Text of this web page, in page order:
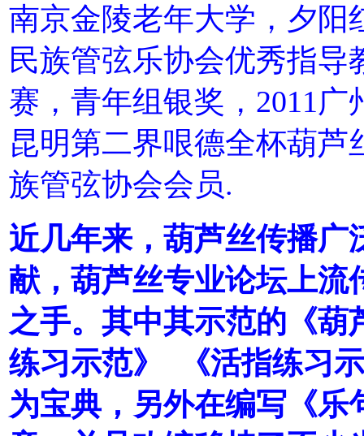
南京金陵老年大学，夕阳
民族管弦乐协会优秀指导
赛，青年组银奖，2011
昆明第二界哏德全杯葫
族管弦协会会员.
近几年来，葫芦丝传播广
献，葫芦丝专业论坛上流
之手。其中其示范的《葫
练习示范》 《活指练习
为宝典，另外在编写《